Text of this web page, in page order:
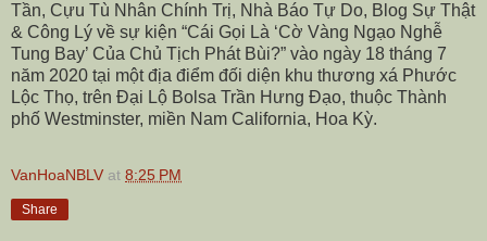
Tần, Cựu Tù Nhân Chính Trị, Nhà Báo Tự Do, Blog Sự Thật
& Công Lý về sự kiện “Cái Gọi Là ‘Cờ Vàng Ngạo Nghễ
Tung Bay’ Của Chủ Tịch Phát Bùi?” vào ngày 18 tháng 7
năm 2020 tại một địa điểm đối diện khu thương xá Phước
Lộc Thọ, trên Đại Lộ Bolsa Trần Hưng Đạo, thuộc Thành
phố Westminster, miền Nam California, Hoa Kỳ.
VanHoaNBLV at 8:25 PM
Share